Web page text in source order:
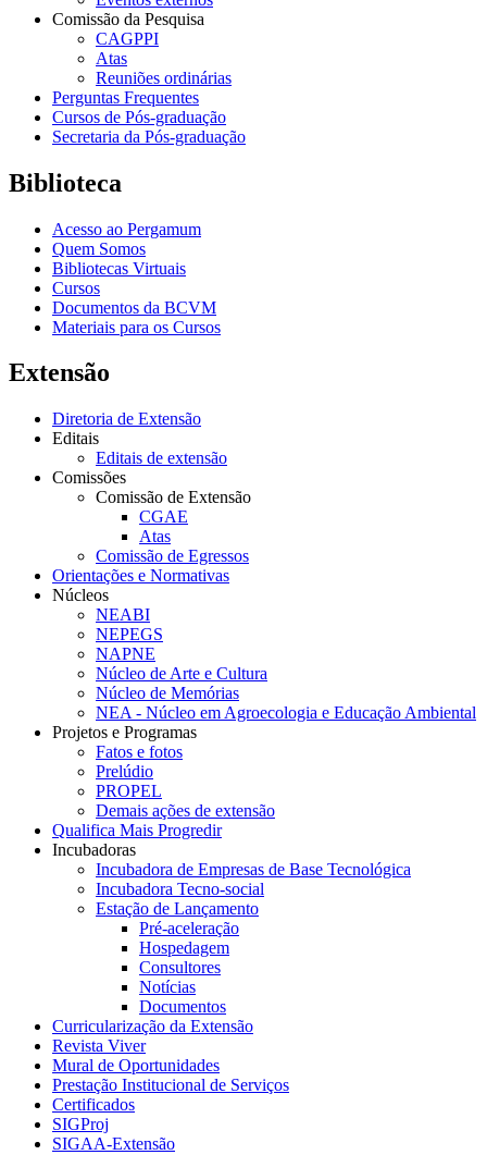
Comissão da Pesquisa
CAGPPI
Atas
Reuniões ordinárias
Perguntas Frequentes
Cursos de Pós-graduação
Secretaria da Pós-graduação
Biblioteca
Acesso ao Pergamum
Quem Somos
Bibliotecas Virtuais
Cursos
Documentos da BCVM
Materiais para os Cursos
Extensão
Diretoria de Extensão
Editais
Editais de extensão
Comissões
Comissão de Extensão
CGAE
Atas
Comissão de Egressos
Orientações e Normativas
Núcleos
NEABI
NEPEGS
NAPNE
Núcleo de Arte e Cultura
Núcleo de Memórias
NEA - Núcleo em Agroecologia e Educação Ambiental
Projetos e Programas
Fatos e fotos
Prelúdio
PROPEL
Demais ações de extensão
Qualifica Mais Progredir
Incubadoras
Incubadora de Empresas de Base Tecnológica
Incubadora Tecno-social
Estação de Lançamento
Pré-aceleração
Hospedagem
Consultores
Notícias
Documentos
Curricularização da Extensão
Revista Viver
Mural de Oportunidades
Prestação Institucional de Serviços
Certificados
SIGProj
SIGAA-Extensão